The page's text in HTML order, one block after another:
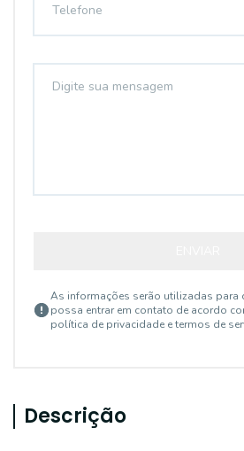
As informações serão utilizadas para
possa entrar em contato de acordo
política de privacidade e termos de
Descrição